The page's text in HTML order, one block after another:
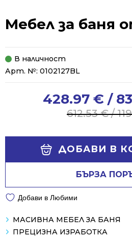
Мебел за баня
В наличност
Арт. №: 0102127BL
612.53€/
612.53 €
428.97 € /
428.97 €
ДОБАВИ В
БЪРЗА
Добави в Любими
МАСИВНА МЕБЕЛ ЗА БАНЯ
ПРЕЦИЗНА ИЗРАБОТКА